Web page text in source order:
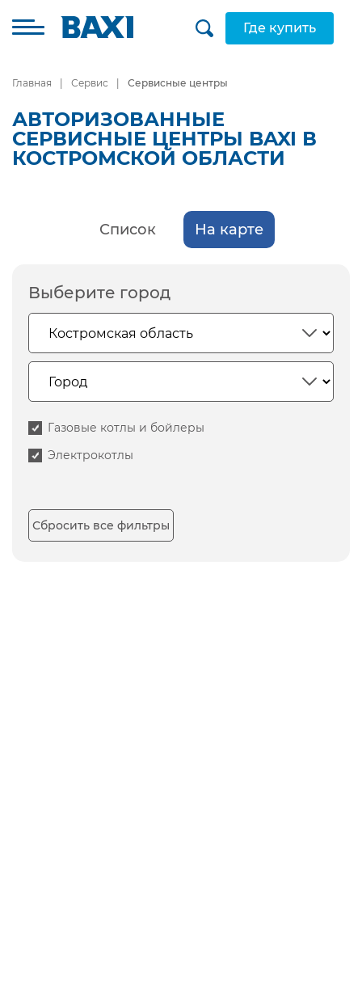
Где купить
Главная Сервис Сервисные центры
АВТОРИЗОВАННЫЕ
СЕРВИСНЫЕ ЦЕНТРЫ BAXI В
КОСТРОМСКОЙ ОБЛАСТИ
Список На карте
Выберите город
Газовые котлы и бойлеры
Электрокотлы
Сбросить все фильтры